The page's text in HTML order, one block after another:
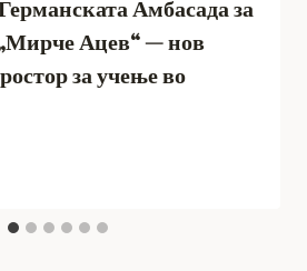
Амбасада за
Ацев“ — нов
за учење во